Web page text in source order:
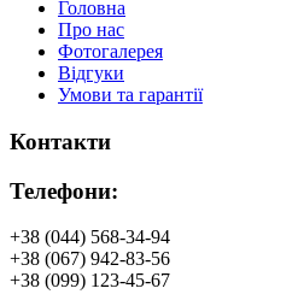
Головна
Про нас
Фотогалерея
Відгуки
Умови та гарантії
Контакти
Телефони:
+38 (044) 568-34-94
+38 (067) 942-83-56
+38 (099) 123-45-67